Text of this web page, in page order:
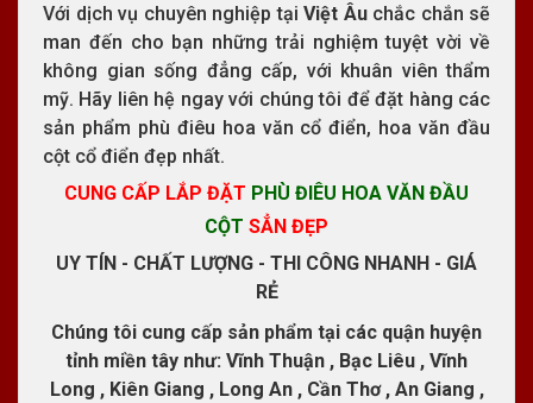
Với dịch vụ chuyên nghiệp tại Việt Âuchắc chắn sẽ
man đến cho bạn những trải nghiệm tuyệt vời về
không gian sống đẳng cấp, với khuân viên thẩm
mỹ. Hãy liên hệ ngay với chúng tôi để đặt hàng các
sản phẩm phù điêu hoa văn cổ điển, hoa văn đầu
cột cổ điển đẹp nhất.
CUNG CẤP LẮP ĐẶT PHÙ ĐIÊU HOA VĂN ĐẦU
CỘT SẲN ĐẸP
UY TÍN - CHẤT LƯỢNG - THI CÔNG NHANH - GIÁ
RẺ
Chúng tôi cung cấp sản phẩm tại các quận huyện
tỉnh miền tây như: Vĩnh Thuận , Bạc Liêu , Vĩnh
Long , Kiên Giang , Long An , Cần Thơ , An Giang ,